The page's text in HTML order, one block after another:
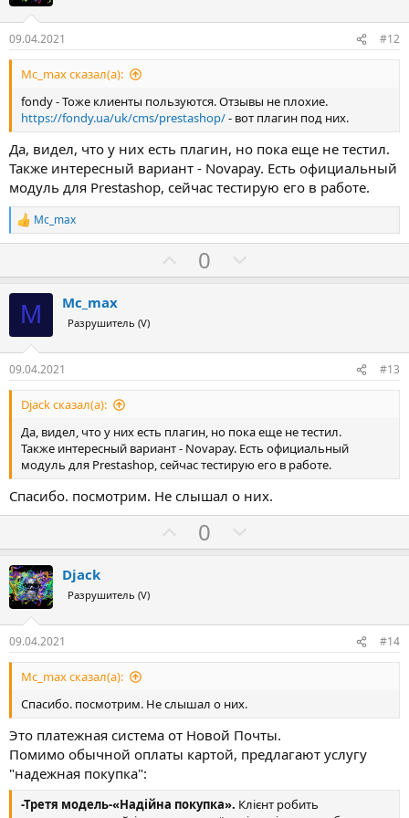
и
09.04.2021 #12
Mc_max сказал(а):
fondy - Тоже клиенты пользуются. Отзывы не плохие.
https://fondy.ua/uk/cms/prestashop/- вот плагин под них.
Да, видел, что у них есть плагин, но пока еще не тестил.
Также интересный вариант - Novapay. Есть официальный
модуль для Prestashop, сейчас тестирую его в работе.
Р
е
и
Mc_max
а
0
р
и
M Mc_max
Разрушитель (V)
09.04.2021 #13
Djack сказал(а):
Да, видел, что у них есть плагин, но пока еще не тестил.
Также интересный вариант - Novapay. Есть официальный
модуль для Prestashop, сейчас тестирую его в работе.
Спасибо. посмотрим. Не слышал о них.
а
0
р
и
Djack
Разрушитель (V)
09.04.2021 #14
Mc_max сказал(а):
Спасибо. посмотрим. Не слышал о них.
Это платежная система от Новой Почты.
Помимо обычной оплаты картой, предлагают услугу
"надежная покупка":
-Третя модель-«Надійна покупка». Клієнт робить